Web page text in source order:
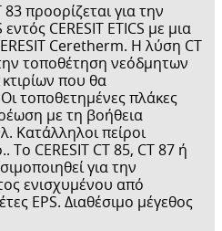
προορίζεται για την
CERESIT ETICS με μια
Ceretherm. Η λύση CT
τοποθέτηση νεόδμητων
που θα
τοποθετημένες πλάκες
με τη βοήθεια
Κατάλληλοι πείροι
Το CERESIT CT 85, CT 87 ή
για την
ενισχυμένου από
EPS. Διαθέσιμο μέγεθος